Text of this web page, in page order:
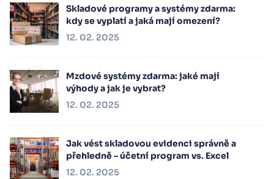
Skladové programy a systémy zdarma:
kdy se vyplatí a jaká mají omezení?
12. 02. 2025
Mzdové systémy zdarma: jaké mají
výhody a jak je vybrat?
12. 02. 2025
Jak vést skladovou evidenci správně a
přehledně – účetní program vs. Excel
12. 02. 2025